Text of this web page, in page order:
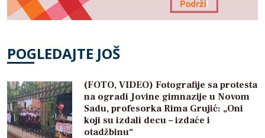
POGLEDAJTE JOŠ
(FOTO, VIDEO) Fotografije sa protesta
na ogradi Jovine gimnazije u Novom
Sadu, profesorka Rima Grujić: „Oni
koji su izdali decu – izdaće i
otadžbinu“